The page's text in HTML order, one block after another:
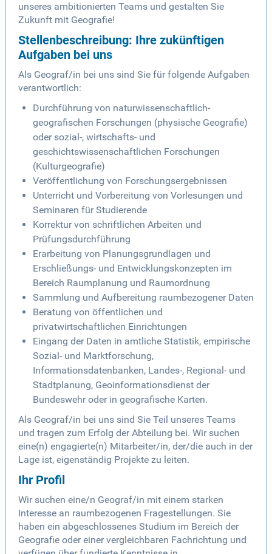
unseres ambitionierten Teams und gestalten Sie
Zukunft mit Geografie!
Stellenbeschreibung: Ihre zukünftigen
Aufgaben bei uns
Als Geograf/in bei uns sind Sie für folgende Aufgaben
verantwortlich:
Durchführung von naturwissenschaftlich-
geografischen Forschungen (physische Geografie)
oder sozial-, wirtschafts- und
geschichtswissenschaftlichen Forschungen
(Kulturgeografie)
Veröffentlichung von Forschungsergebnissen
Unterricht und Vorbereitung von Vorlesungen und
Seminaren für Studierende
Korrektur von schriftlichen Arbeiten und
Prüfungsdurchführung
Erarbeitung von Planungsgrundlagen und
Erschließungs- und Entwicklungskonzepten im
Bereich Raumplanung und Raumordnung
Sammlung und Aufbereitung raumbezogener Daten
Beratung von öffentlichen und
privatwirtschaftlichen Einrichtungen
Eingang der Daten in amtliche Statistik, empirische
Sozial- und Marktforschung,
Informationsdatenbanken, Landes-, Regional- und
Stadtplanung, Geoinformationsdienst der
Bundeswehr oder in geografische Karten.
Als Geograf/in bei uns sind Sie Teil unseres Teams
und tragen zum Erfolg der Abteilung bei. Wir suchen
eine(n) engagierte(n) Mitarbeiter/in, der/die auch in der
Lage ist, eigenständig Projekte zu leiten.
Ihr Profil
Wir suchen eine/n Geograf/in mit einem starken
Interesse an raumbezogenen Fragestellungen. Sie
haben ein abgeschlossenes Studium im Bereich der
Geografie oder einer vergleichbaren Fachrichtung und